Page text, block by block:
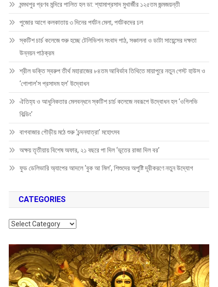
মন্মথপুর প্রণব মন্দিরে পালিত হল ডা: শ্যামাপ্রসাদ মুখার্জীর ১২৫তম জন্মজয়ন্তী
পুজোর আগে কলকাতায় ৩ দিনের পর্যটন মেলা, পর্যটকদের ঢল
স্কটিশ চার্চ কলেজে শুরু হচ্ছে টেলিভিশন সংবাদ পাঠ, সঞ্চালনা ও ডাটা সায়েন্সের দক্ষতা
উন্নয়ন পাঠক্রম
শ্রীল ভক্তি স্বরুপ তীর্থ মহারাজের ৮৪তম আবির্ভাব তিথিতে মায়াপুরে নতুন গেস্ট হাউস ও
‘গোপাল’স প্রসাদম হল’ উদ্বোধন
ঐতিহ্য ও আধুনিকতার মেলবন্ধনে স্কটিশ চার্চ কলেজে নবরূপে উদ্বোধন হল ‘ওগিলভি
বিল্ডিং’
বাগবাজার গৌড়ীয় মঠে শুরু ‘চন্দনযাত্রা’ মহোৎসব
অক্ষয় তৃতীয়ায় বিশেষ অফার, ২১ বছরে পা দিল ‘ভূতের রাজা দিল বর’
ফুড ডেলিভারি অ্যাপের আদলে ‘বুক আ মিল’, শিশুদের অপুষ্টি দূরীকরণে নতুন উদ্যোগ
CATEGORIES
Categories